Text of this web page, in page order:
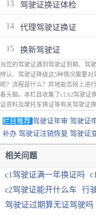
13 驾驶证换证体检
14 代理驾驶证换证
15 换新驾驶证
当您的驾驶证遇到驾驶证到期、驾
辨认、驾驶证降级这5种情况需要
呢？流程是什么？异地能否网上进
着头脑。本栏目收集了c1.b2驾驶证
证资料及摩托车换证等有关驾驶证
栏目推荐 驾驶证年审 驾驶证
补办 驾驶证注销恢复 驾驶证
相关问题
c1驾驶证满一年换证吗
c2驾驶证能开什么车
行
驾驶证过期算无证驾驶吗